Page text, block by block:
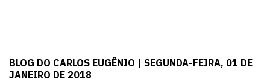
BLOG DO CARLOS EUGÊNIO | SEGUNDA-FEIRA, 01 DE
JANEIRO DE 2018